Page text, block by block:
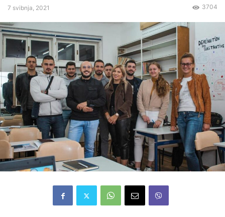
7 svibnja, 2021 3704